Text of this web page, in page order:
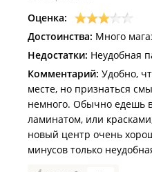
Магазин кухонь и
Магазин кухонь и
Компании по
Торговая компания "
Торговая компания "
Торговая компания "
Оценка:
Достоинства: Много
Недостатки: Неудобная
Комментарий: Удобно,
месте, но признаться
немного. Обычно едешь
ламинатом, или
новый центр очень
минусов только